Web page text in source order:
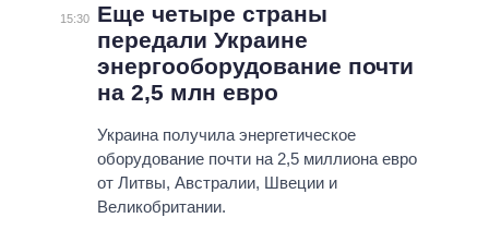
СОБЫТИЯ
СТАТЬИ
МНЕНИЯ
ОБЗОРЫ
ДАЙДЖЕСТЫ
ЭКОНОМИКА
ОБЩЕСТВО
МИР
ПОЛИТИКИ
ВСЕ ПОЛИТИКИ
ПРЕЗИДЕНТ И ОФИС
ВЕРХОВНАЯ РАДА
КАБИНЕТ МИНИСТРОВ
ГЛАВЫ ОБЛАДМИНИСТРАЦИЙ
ИНФОГРАФИКА
ПОДДЕРЖАТЬ
СРАВНЕНИЕ ПОЛИТИКОВ
15:30
Еще четыре страны
передали Украине
энергооборудование почти
на 2,5 млн евро
Украина получила энергетическое
оборудование почти на 2,5 миллиона евро
от Литвы, Австралии, Швеции и
Великобритании.